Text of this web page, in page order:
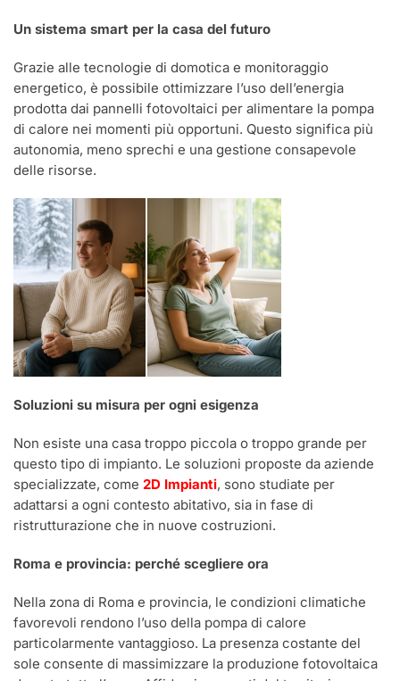
Un sistema smart per la casa del futuro
Grazie alle tecnologie di domotica e monitoraggio
energetico, è possibile ottimizzare l’uso dell’energia
prodotta dai pannelli fotovoltaici per alimentare la pompa
di calore nei momenti più opportuni. Questo significa più
autonomia, meno sprechi e una gestione consapevole
delle risorse.
Soluzioni su misura per ogni esigenza
Non esiste una casa troppo piccola o troppo grande per
questo tipo di impianto. Le soluzioni proposte da aziende
specializzate, come 2D Impianti, sono studiate per
adattarsi a ogni contesto abitativo, sia in fase di
ristrutturazione che in nuove costruzioni.
Roma e provincia: perché scegliere ora
Nella zona di Roma e provincia, le condizioni climatiche
favorevoli rendono l’uso della pompa di calore
particolarmente vantaggioso. La presenza costante del
sole consente di massimizzare la produzione fotovoltaica